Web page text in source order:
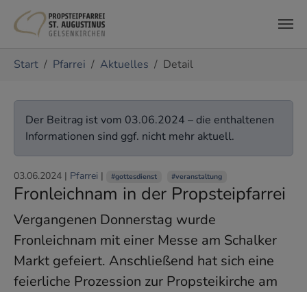
Start Pfarrei Aktuelles Detail
Der Beitrag ist vom 03.06.2024 – die enthaltenen
Informationen sind ggf. nicht mehr aktuell.
03.06.2024 | Pfarrei | #gottesdienst #veranstaltung
Fronleichnam in der Propsteipfarrei
Vergangenen Donnerstag wurde
Fronleichnam mit einer Messe am Schalker
Markt gefeiert. Anschließend hat sich eine
feierliche Prozession zur Propsteikirche am